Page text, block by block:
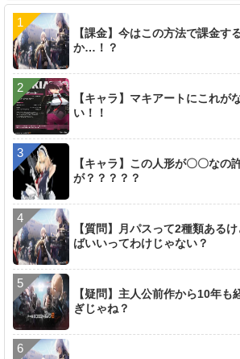
【課金】今はこの方法で課金す
か…！？
【キャラ】マキアートにこれが
い！！
【キャラ】この人形が〇〇なの
が？？？？？
【質問】月パスって2種類ある
ばいいってわけじゃない？
【疑問】主人公前作から10年も
ぎじゃね？